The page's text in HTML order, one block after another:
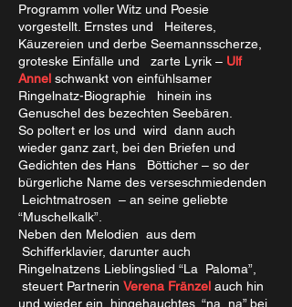
Programm voller Witz und Poesie
vorgestellt. Ernstes und Heiteres,
Käuzereien und derbe Seemannsscherze,
groteske Einfälle und zarte Lyrik – Ulf
Annel schwankt von einfühlsamer
Ringelnatz-Biographie hinein ins
Genuschel des bezechten Seebären.
So poltert er los und wird dann auch
wieder ganz zart, bei den Briefen und
Gedichten des Hans Bötticher – so der
bürgerliche Name des verseschmiedenden
Leichtmatrosen – an seine geliebte
“Muschelkalk”.
Neben den Melodien aus dem
Schifferklavier, darunter auch
Ringelnatzens Lieblingslied “La Paloma”,
steuert Partnerin Verena Fränzel auch hin
und wieder ein hingehauchtes “na, na” bei,